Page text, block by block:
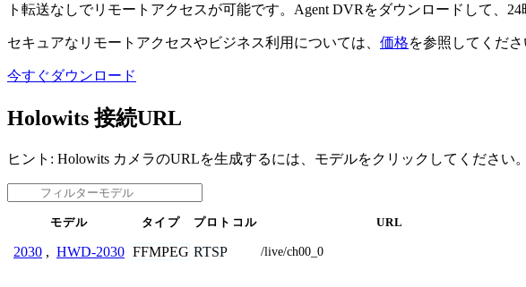
ト転送なしでリモートアクセスが可能です。Agent DVRをダウンロードして、
セキュアなリモートアクセスやビジネス利用については、 価格を参照してくださ
今すぐダウンロード
Holowits 接続URL
ヒント: Holowits カメラのURLを生成するには、モデルをクリックしてください。
モデル タイプ プロトコル URL
2030 , HWD-2030 FFMPEG RTSP /live/ch00_0